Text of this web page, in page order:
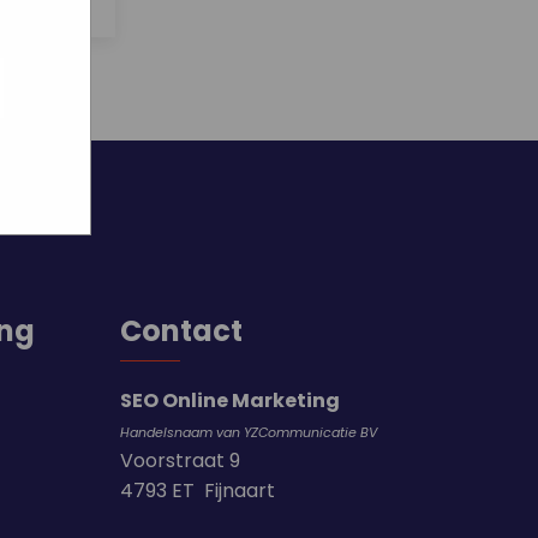
Contact
SEO Online Marketing
Handelsnaam van YZCommunicatie BV
Voorstraat 9
4793 ET Fijnaart